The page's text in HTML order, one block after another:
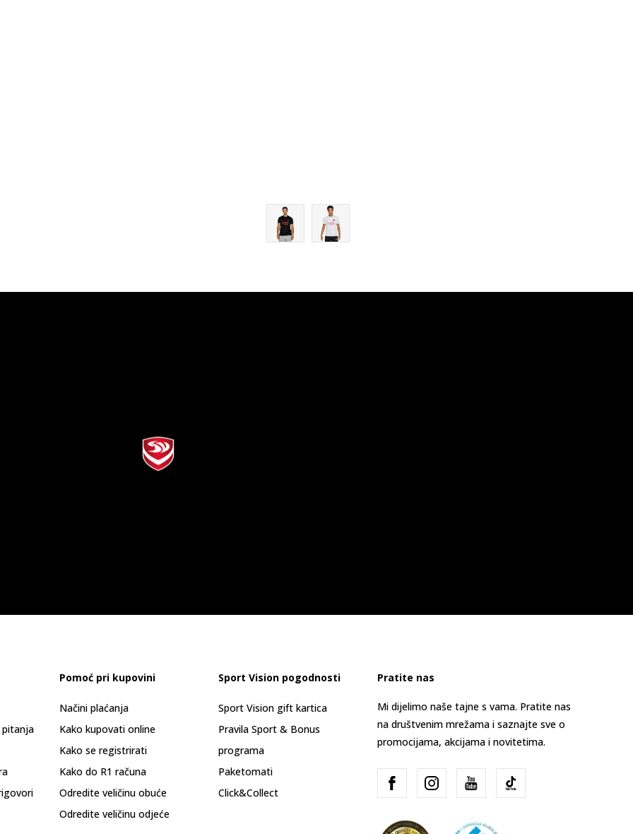
pitanja
Pomoć pri kupovini
Načini plaćanja
Kako kupovati online
Kako se registrirati
Kako do R1 računa
Odredite veličinu obuće
Odredite veličinu odjeće
Sport Vision pogodnosti
Sport Vision gift kartica
Pravila Sport & Bonus
programa
Paketomati
Click&Collect
Pratite nas
Mi dijelimo naše tajne s vama. Pratite nas
na društvenim mrežama i saznajte sve o
promocijama, akcijama i novitetima.